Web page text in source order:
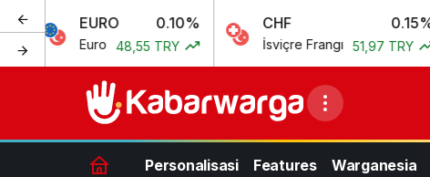
EURO 0.10%
Euro 48,55 TRY
CHF
İsviçre Frangı 51,97 TRY
Personalisasi Features Warganesia